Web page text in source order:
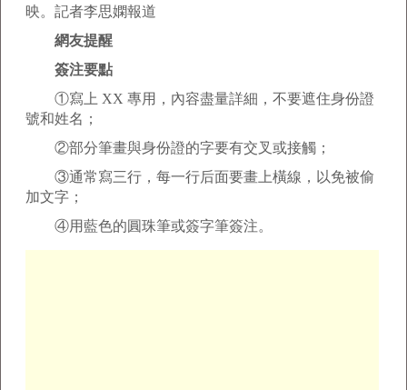
映。記者李思嫻報道
網友提醒
簽注要點
①寫上 XX 專用，內容盡量詳細，不要遮住身份證
號和姓名；
②部分筆畫與身份證的字要有交叉或接觸；
③通常寫三行，每一行后面要畫上橫線，以免被偷
加文字；
④用藍色的圓珠筆或簽字筆簽注。